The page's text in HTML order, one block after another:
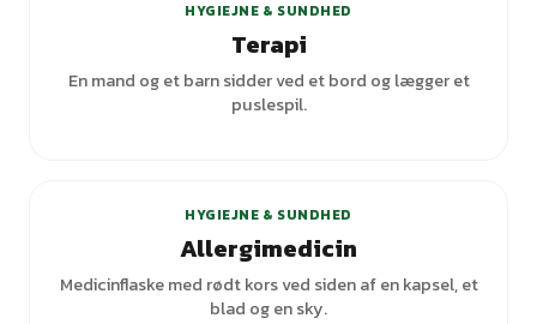
HYGIEJNE & SUNDHED
Terapi
En mand og et barn sidder ved et bord og lægger et
puslespil.
HYGIEJNE & SUNDHED
Allergimedicin
Medicinflaske med rødt kors ved siden af en kapsel, et
blad og en sky.